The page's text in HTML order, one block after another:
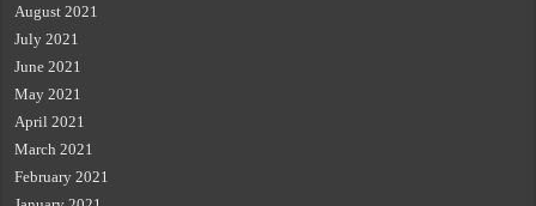
August 2021
July 2021
June 2021
May 2021
April 2021
March 2021
February 2021